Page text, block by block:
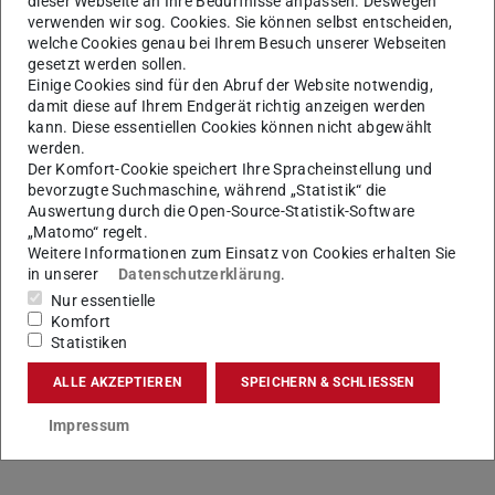
Kontakt
pflegeundberuf@pvw.tu-...
verwenden wir sog. Cookies. Sie können selbst entscheiden,
welche Cookies genau bei Ihrem Besuch unserer Webseiten
gesetzt werden sollen.
Einige Cookies sind für den Abruf der Website notwendig,
damit diese auf Ihrem Endgerät richtig anzeigen werden
kann. Diese essentiellen Cookies können nicht abgewählt
werden.
Der Komfort-Cookie speichert Ihre Spracheinstellung und
bevorzugte Suchmaschine, während „Statistik“ die
Auswertung durch die Open-Source-Statistik-Software
„Matomo“ regelt.
Weitere Informationen zum Einsatz von Cookies erhalten Sie
in unserer
Datenschutzerklärung.
Nur essentielle
Komfort
Statistiken
ALLE AKZEPTIEREN SPEICHERN & SCHLIESSEN
Impressum